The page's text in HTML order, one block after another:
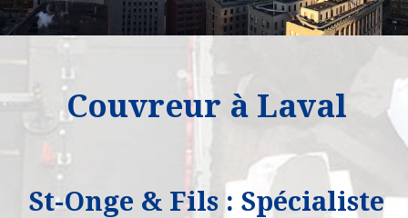
Couvreur à Laval
St-Onge & Fils : Spécialiste